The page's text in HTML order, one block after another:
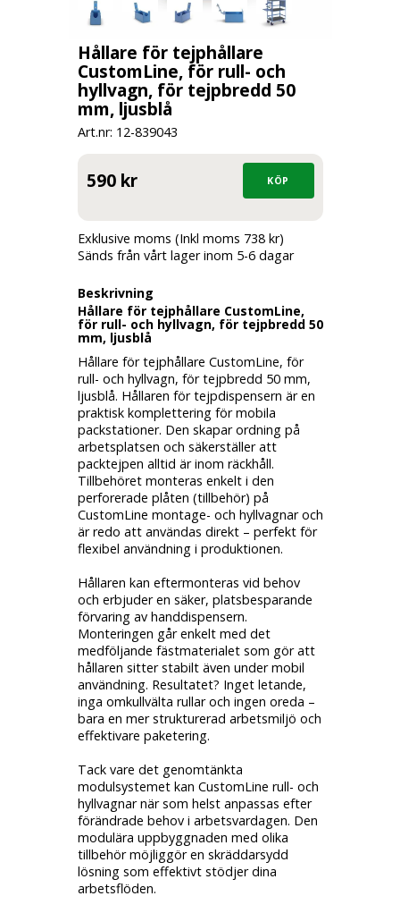
Hållare för tejphållare
CustomLine, för rull- och
hyllvagn, för tejpbredd 50
mm, ljusblå
Art.nr: 12-839043
590 kr
Exklusive moms (Inkl moms 738 kr)
Sänds från vårt lager inom 5-6 dagar
Beskrivning
Hållare för tejphållare CustomLine,
för rull- och hyllvagn, för tejpbredd 50
mm, ljusblå
Hållare för tejphållare CustomLine, för
rull- och hyllvagn, för tejpbredd 50 mm,
ljusblå. Hållaren för tejpdispensern är en
praktisk komplettering för mobila
packstationer. Den skapar ordning på
arbetsplatsen och säkerställer att
packtejpen alltid är inom räckhåll.
Tillbehöret monteras enkelt i den
perforerade plåten (tillbehör) på
CustomLine montage- och hyllvagnar och
är redo att användas direkt – perfekt för
flexibel användning i produktionen.
Hållaren kan eftermonteras vid behov
och erbjuder en säker, platsbesparande
förvaring av handdispensern.
Monteringen går enkelt med det
medföljande fästmaterialet som gör att
hållaren sitter stabilt även under mobil
användning. Resultatet? Inget letande,
inga omkullvälta rullar och ingen oreda –
bara en mer strukturerad arbetsmiljö och
effektivare paketering.
Tack vare det genomtänkta
modulsystemet kan CustomLine rull- och
hyllvagnar när som helst anpassas efter
förändrade behov i arbetsvardagen. Den
modulära uppbyggnaden med olika
tillbehör möjliggör en skräddarsydd
lösning som effektivt stödjer dina
arbetsflöden.